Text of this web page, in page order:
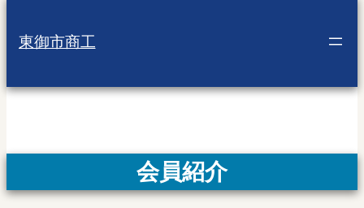
東御市商工
会員紹介